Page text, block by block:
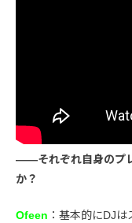
――それぞれ自身のプ
か？
Ofeen ：基本的にDJ